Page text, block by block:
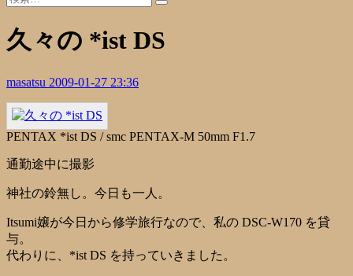
久々の *ist DS
masatsu 2009-01-27 23:36
PENTAX *ist DS / smc PENTAX-M 50mm F1.7
通勤途中に撮影
神社の鈴無し。今日も一人。
Itsumi嬢が今日から修学旅行なので、私の DSC-W170 を貸
与。
代わりに、*ist DS を持っていきました。